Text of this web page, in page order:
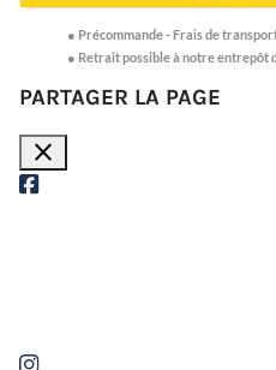
● Précommande -Frais de
● Retrait possible à notre entrepôt
PARTAGER LA PAGE
close